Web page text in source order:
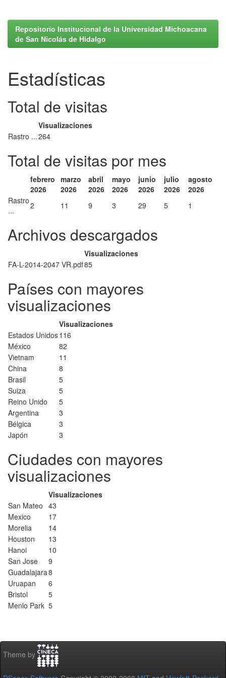
Repositorio Institucional de la Universidad Michoacana
de San Nicolás de Hidalgo
Estadísticas
Total de visitas
Visualizaciones
Rastro ...264
Total de visitas por mes
febrero
2026
marzo
2026
abril
2026
mayo
2026
junio
2026
julio
2026
agosto
2026
Rastro
...
2 11 9 3 29 5 1
Archivos descargados
Visualizaciones
FA-L-2014-2047 VR.pdf85
Países con mayores
visualizaciones
Visualizaciones
Estados Unidos116
México
82
Vietnam
11
China
8
Brasil
5
Suiza
5
Reino Unido
5
Argentina
3
Bélgica
3
Japón
3
Ciudades con mayores
visualizaciones
Visualizaciones
San Mateo 43
Mexico
17
Morelia
14
Houston
13
Hanoi
10
San Jose
9
Guadalajara8
Uruapan
6
Bristol
5
Menlo Park 5
Theme by